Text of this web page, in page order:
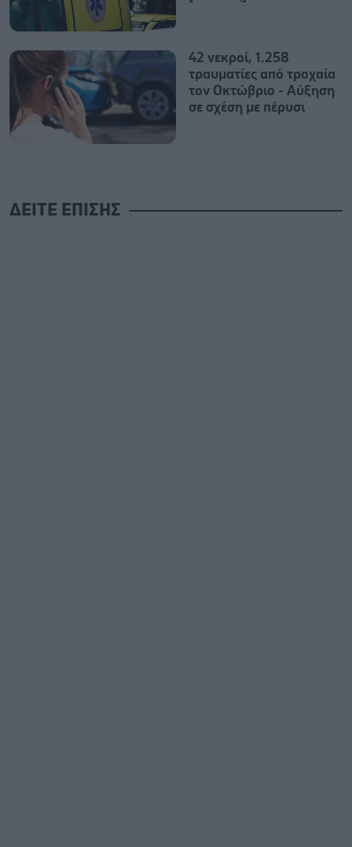
42 νεκροί, 1.258
τραυματίες από τροχαία
τον Οκτώβριο - Αύξηση
σε σχέση με πέρυσι
ΔΕΙΤΕ ΕΠΙΣΗΣ